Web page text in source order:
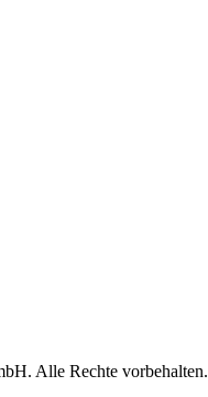
Alle Rechte vorbehalten.